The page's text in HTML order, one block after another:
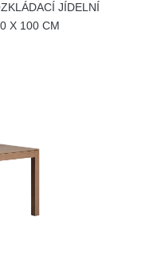
JÍDELNÍ
X 100 CM